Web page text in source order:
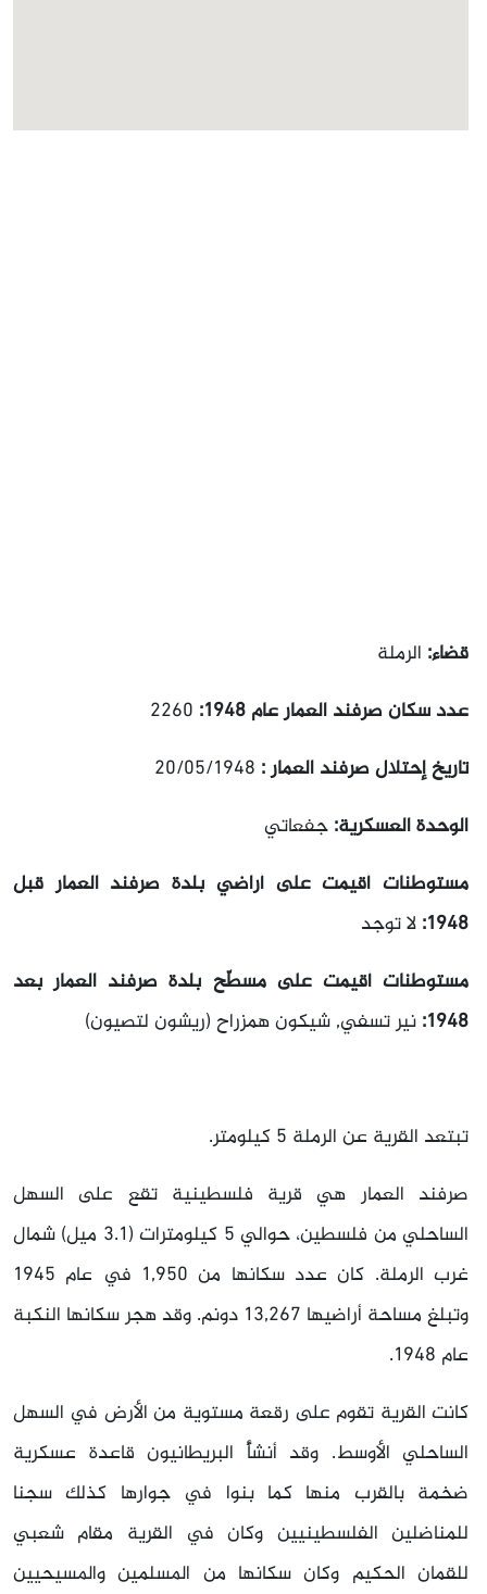
قضاء: الرملة
عدد سكان صرفند العمار عام 1948:
تاريخ إحتلال صرفند العمار :
الوحدة العسكرية: جفعاتي
مستوطنات أقيمت على أراضي بلدة صرفند العمار قبل
1948: لا توجد
مستوطنات أقيمت على مسطّح بلدة صرفند العمار بعد
1948: نير تسفي, شيكون همزراح (ريشون لتصيون)
تبتعد القرية عن الرملة 5 كيلومتر.
صرفند العمار هي قرية فلسطينية تقع على السهل
الساحلي من فلسطين، حوالي 5 كيلومترات (3.1 ميل) شمال
غرب الرملة. كان عدد سكانها من 1,950 في عام 1945
وتبلغ مساحة أراضيها 13,267 دونم. وقد هجر سكانها النكبة
عام 1948.
كانت القرية تقوم على رقعة مستوية من الأرض في السهل
الساحلي الأوسط. وقد أنشأً البريطانيون قاعدة عسكرية
ضخمة بالقرب منها كما بنوا في جوارها كذلك سجنا
للمناضلين الفلسطينيين وكان في القرية مقام شعبي
للقمان الحكيم وكان سكانها من المسلمين والمسيحيين